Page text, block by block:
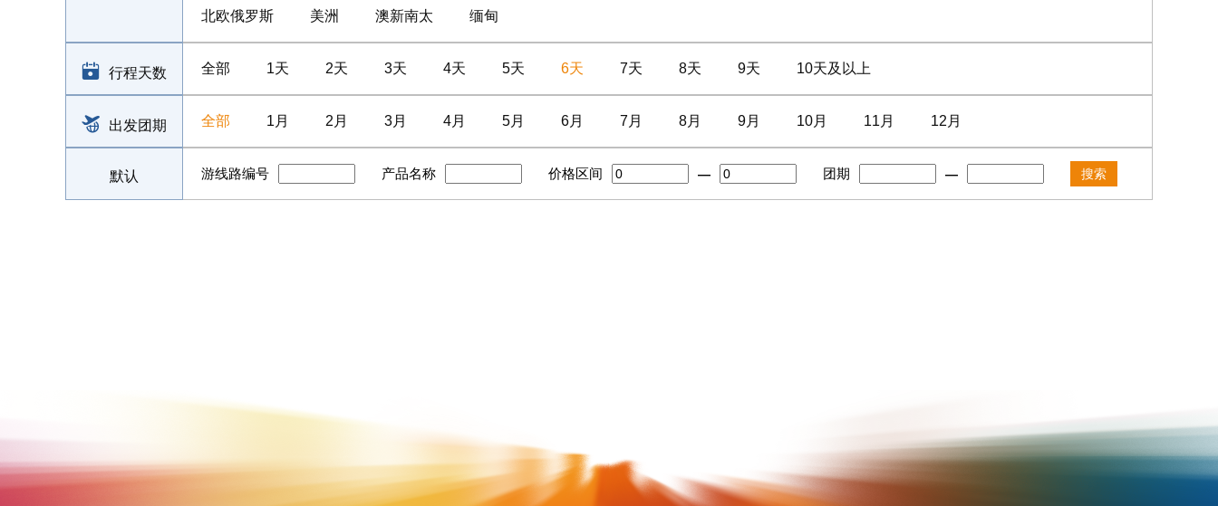
北欧俄罗斯
美洲 澳新南太 缅甸
行程天数 全部 1天 2天 3天 4天 5天 6天 7天 8天 9天 10天及以上
出发团期 全部 1月 2月 3月 4月 5月 6月 7月 8月 9月 10月 11月 12月
默认 游线路编号 产品名称 价格区间 — 团期 — 搜索